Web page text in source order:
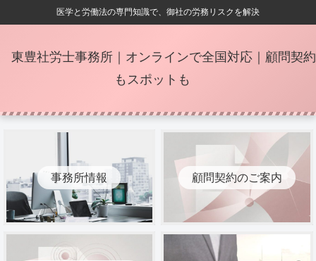
医学と労働法の専門知識で、御社の労務リスクを解決
東豊社労士事務所｜オンラインで全国対応｜顧問契約
もスポットも
事務所情報 顧問契約のご案内